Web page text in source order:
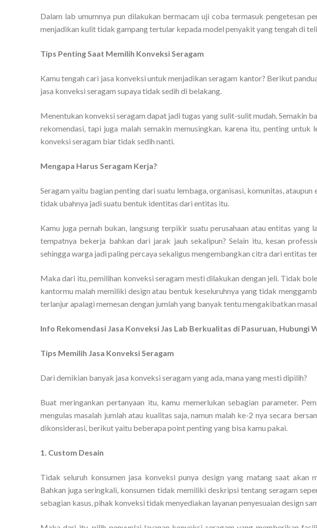
Dalam lab umumnya pun dilakukan bermacam uji coba termasuk pengetesan
menjadikan kulit tidak gampang tertular kepada model penyakit yang tengah di
Tips Penting Saat Memilih Konveksi Seragam
Kamu tengah cari jasa konveksi untuk menjadikan seragam kantor? Berikut
jasa konveksi seragam supaya tidak sedih di belakang.
Menentukan konveksi seragam dapat jadi tugas yang sulit-sulit mudah. Semakin
rekomendasi, tapi juga malah semakin memusingkan. karena itu, penting untuk
konveksi seragam biar tidak sedih nanti.
Mengapa Harus Seragam Kerja?
Seragam yaitu bagian penting dari suatu lembaga, organisasi, komunitas, ataupun
tidak ubahnya jadi suatu bentuk identitas dari entitas itu.
Kamu juga pernah bukan, langsung terpikir suatu perusahaan atau entitas yang
tempatnya bekerja bahkan dari jarak jauh sekalipun? Selain itu, kesan
sehingga warga jadi paling percaya sekaligus mengembangkan citra dari entitas
Maka dari itu, pemilihan konveksi seragam mesti dilakukan dengan jeli. Tidak
kantormu malah memiliki design atau bentuk keseluruhnya yang tidak
terlanjur apalagi memesan dengan jumlah yang banyak tentu mengakibatkan
Info Rekomendasi Jasa Konveksi Jas Lab Berkualitas di Pasuruan, Hubungi
Tips Memilih Jasa Konveksi Seragam
Dari demikian banyak jasa konveksi seragam yang ada, mana yang mesti dipilih?
Buat meringankan pertanyaan itu, kamu memerlukan sebagian parameter.
mengulas masalah jumlah atau kualitas saja, namun malah ke-2 nya secara
dikonsiderasi, berikut yaitu beberapa point penting yang bisa kamu pakai.
1. Custom Desain
Tidak seluruh konsumen jasa konveksi punya design yang matang saat akan
Bahkan juga seringkali, konsumen tidak memiliki deskripsi tentang seragam
sebagian kasus, pihak konveksi tidak menyediakan layanan penyesuaian design